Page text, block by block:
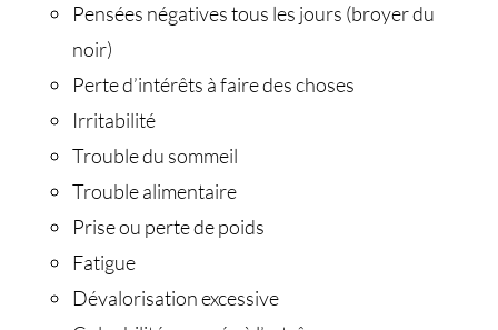
Pensées négatives tous les jours (broyer du
noir)
Perte d’intérêts à faire des choses
Irritabilité
Trouble du sommeil
Trouble alimentaire
Prise ou perte de poids
Fatigue
Dévalorisation excessive